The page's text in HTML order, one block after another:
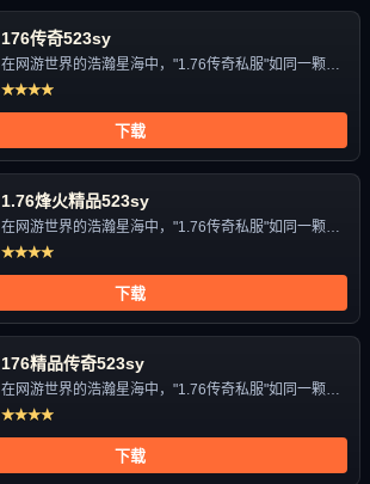
176传奇523sy
在网游世界的浩瀚星海中，"1.76传奇私服"如同一颗独
特的星辰，...
★★★★
下载
1.76烽火精品523sy
在网游世界的浩瀚星海中，"1.76传奇私服"如同一颗独
特的星辰，...
★★★★
下载
176精品传奇523sy
在网游世界的浩瀚星海中，"1.76传奇私服"如同一颗独
特的星辰，...
★★★★
下载